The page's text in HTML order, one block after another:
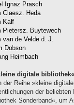
Ignaz Prasch
Claesz. Heda
Kalf
Pietersz. Buytewech
van de Velde d. J.
Dobson
Heimbach
digitale bibliothek«
der Reihe »kleine
der
Sonderband«, um